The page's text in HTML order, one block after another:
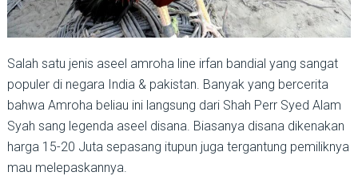
Salah satu jenis aseel amroha line irfan bandial yang sangat
populer di negara India & pakistan. Banyak yang bercerita
bahwa Amroha beliau ini langsung dari Shah Perr Syed Alam
Syah sang legenda aseel disana. Biasanya disana dikenakan
harga 15-20 Juta sepasang itupun juga tergantung pemiliknya
mau melepaskannya.